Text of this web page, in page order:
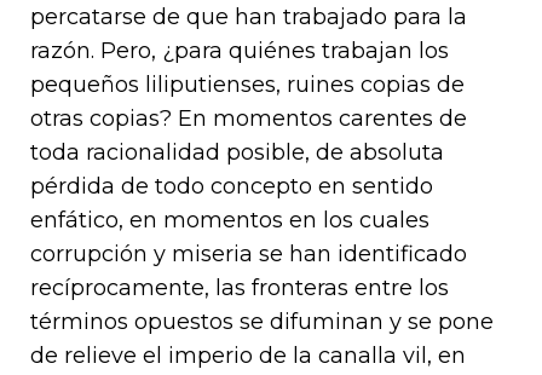
percatarse de que han trabajado para la
razón. Pero, ¿para quiénes trabajan los
pequeños liliputienses, ruines copias de
otras copias? En momentos carentes de
toda racionalidad posible, de absoluta
pérdida de todo concepto en sentido
enfático, en momentos en los cuales
corrupción y miseria se han identificado
recíprocamente, las fronteras entre los
términos opuestos se difuminan y se pone
de relieve el imperio de la canalla vil, en